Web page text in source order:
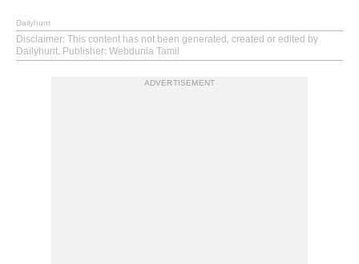
Dailyhunt
Disclaimer: This content has not been generated, created or edited by
Dailyhunt. Publisher: Webdunia Tamil
ADVERTISEMENT